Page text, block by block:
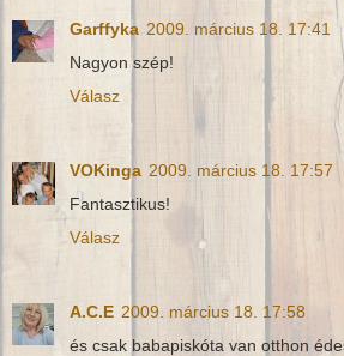
Garffyka 2009. március 18. 17:41
Nagyon szép!
Válasz
VOKinga 2009. március 18. 17:57
Fantasztikus!
Válasz
A.C.E 2009. március 18. 17:58
és csak babapiskóta van otthon